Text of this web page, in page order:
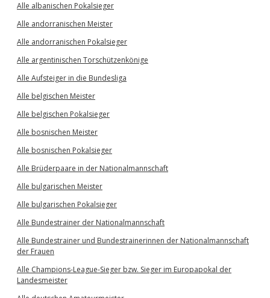
Alle albanischen Pokalsieger
Alle andorranischen Meister
Alle andorranischen Pokalsieger
Alle argentinischen Torschützenkönige
Alle Aufsteiger in die Bundesliga
Alle belgischen Meister
Alle belgischen Pokalsieger
Alle bosnischen Meister
Alle bosnischen Pokalsieger
Alle Brüderpaare in der Nationalmannschaft
Alle bulgarischen Meister
Alle bulgarischen Pokalsieger
Alle Bundestrainer der Nationalmannschaft
Alle Bundestrainer und Bundestrainerinnen der Nationalmannschaft
der Frauen
Alle Champions-League-Sieger bzw. Sieger im Europapokal der
Landesmeister